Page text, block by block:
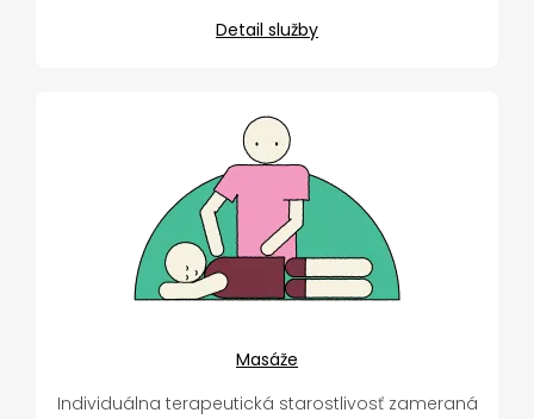
Detail služby
Masáže
Individuálna terapeutická starostlivosť zameraná